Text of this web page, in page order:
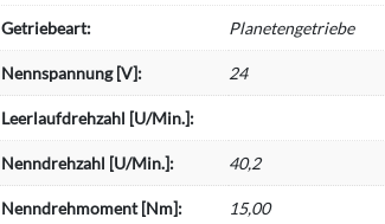
Getriebeart: Planetengetriebe
Nennspannung [V]: 24
Leerlaufdrehzahl [U/Min.]:
Nenndrehzahl [U/Min.]: 40,2
Nenndrehmoment [Nm]: 15,00